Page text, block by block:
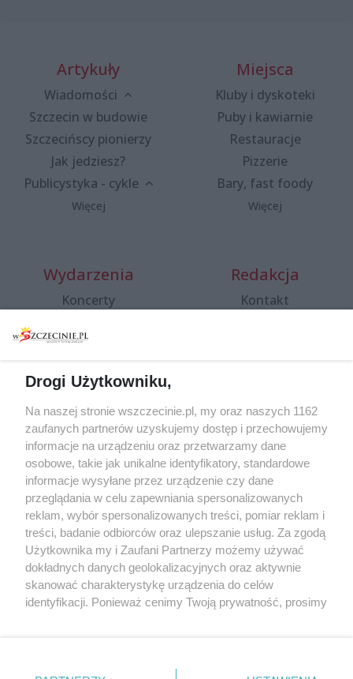
Artykuły
Wiadomości
Szczecin w budowie
Szczecińscy pionierzy
Jak jedziesz?
Publicystyka - cykle
Więcej
Miejsca
Kluby i dyskoteki
Puby i kawiarnie
Restauracje
Pizzerie
Bary, fast foody
Więcej
Wydarzenia
Koncerty
Spacery i oprowadzania
targi
Wernisaże
Więcej
Redakcja
Kontakt
Specjalny koncert z okazji
20. urodzin portalu
wSzczecinie.pl
Regulamin konkursów
śniadaniówka "Hej
Szczecin! Jest piątek!"
Partnerzy
Praca Szczecin
Drogi Użytkowniku,
Na naszej stronie wszczecinie.pl, my oraz naszych 1162
zaufanych partnerów uzyskujemy dostęp i przechowujemy
informacje na urządzeniu oraz przetwarzamy dane
osobowe, takie jak unikalne identyfikatory, standardowe
informacje wysyłane przez urządzenie czy dane
przeglądania w celu zapewniania spersonalizowanych
reklam, wybór spersonalizowanych treści, pomiar reklam i
treści, badanie odbiorców oraz ulepszanie usług. Za zgodą
Użytkownika my i Zaufani Partnerzy możemy używać
dokładnych danych geolokalizacyjnych oraz aktywnie
skanować charakterystykę urządzenia do celów
identyfikacji. Ponieważ cenimy Twoją prywatność, prosimy
prywatności znajdujący się w lewym dolnym rogu strony